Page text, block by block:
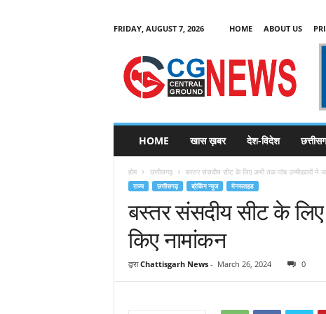
FRIDAY, AUGUST 7, 2026 HOME ABOUT US
C
HOME खास ख़बर देश-विदेश
होम छत्तीसगढ़ बस्तर संसदीय सीट के लिए अभी तक पांच उम्मीदवारों ने
राज्य छत्तीसगढ़ ब्रेकिंग न्यूज मेनस्लाइड
बस्तर संसदीय सीट के लिए
किए नामांकन
द्वारा Chattisgarh News- March 26, 2024 0